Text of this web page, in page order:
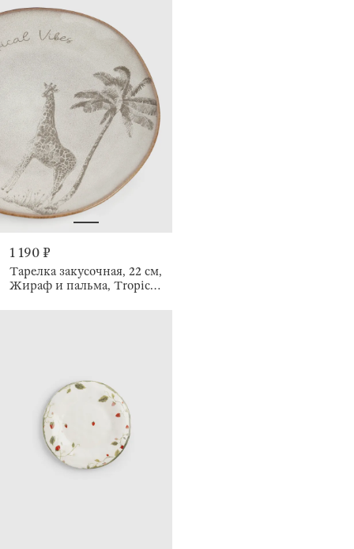
1 190 ₽
Тарелка закусочная, 22 см,
Жираф и пальма, Tropical